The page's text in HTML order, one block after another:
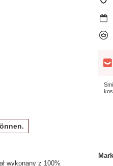
wykonany z 100%